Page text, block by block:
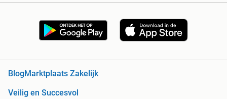
BlogMarktplaats Zakelijk
Veilig en Succesvol